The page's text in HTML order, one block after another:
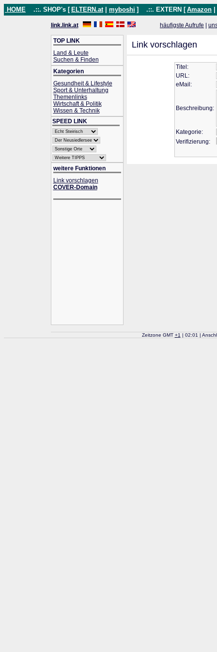
HOME .::. SHOP's [ ELTERN.at myboshi ] .::. EXTERN [ Amazon
link.link.at häufigste Aufrufe
TOP LINK
Land & Leute
Suchen & Finden
Kategorien
Gesundheit & Lifestyle
Sport & Unterhaltung
Themenlinks
Wirtschaft & Politik
Wissen & Technik
SPEED LINK
weitere Funktionen
Link vorschlagen
COVER-Domain
Link vorschlagen
Titel:
URL:
eMail:
Beschreibung:
Kategorie:
Verifizierung:
Zeitzone GMT +1 | 02:01 |